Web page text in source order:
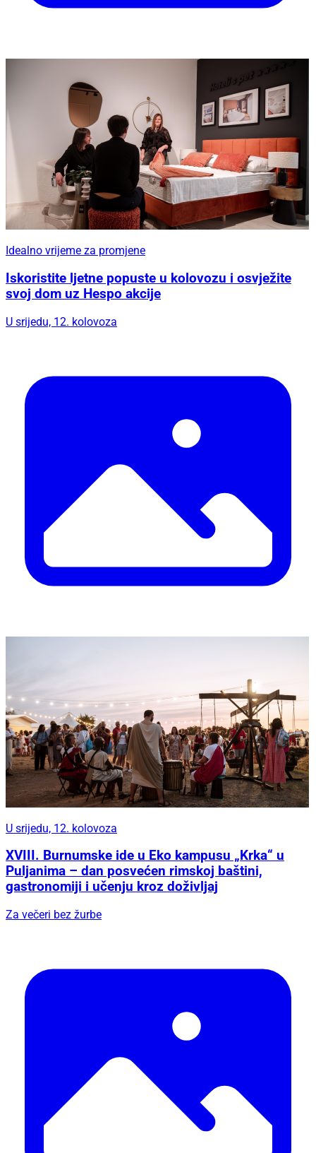
Idealno vrijeme za promjene
Iskoristite ljetne popuste u kolovozu i osvježite
svoj dom uz Hespo akcije
U srijedu, 12. kolovoza
U srijedu, 12. kolovoza
XVIII. Burnumske ide u Eko kampusu „Krka“ u
Puljanima – dan posvećen rimskoj baštini,
gastronomiji i učenju kroz doživljaj
Za večeri bez žurbe